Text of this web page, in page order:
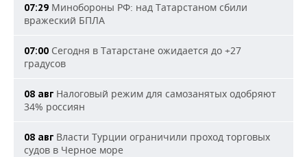
07:29 Минобороны РФ: над Татарстаном сбили
вражеский БПЛА
07:00 Сегодня в Татарстане ожидается до +27
градусов
08 авг Налоговый режим для самозанятых одобряют
34% россиян
08 авг Власти Турции ограничили проход торговых
судов в Черное море